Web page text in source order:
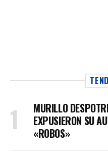
MURILLO
EXPUSIERON SU
«ROBOS»